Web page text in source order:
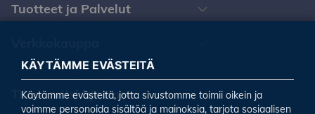
Tuotteet ja Palvelut
Tilaa uutiskirjeemme
KÄYTÄMME EVÄSTEITÄ
Käytämme evästeitä, jotta sivustomme toimii oikein ja
voimme personoida sisältöä ja mainoksia, tarjota sosiaalisen